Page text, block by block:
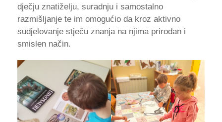
dječju znatiželju, suradnju i samostalno
razmišljanje te im omogućio da kroz aktivno
sudjelovanje stječu znanja na njima prirodan i
smislen način.